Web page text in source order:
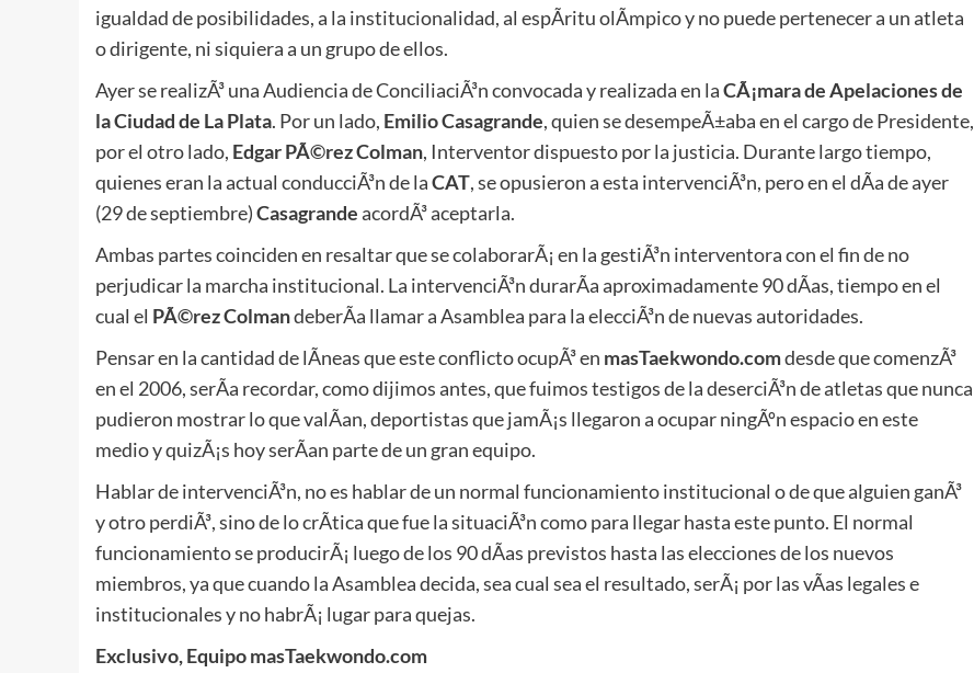
igualdad de posibilidades, a la institucionalidad, al espÃ­ritu olÃ­mpico y no puede pertenecer a un atleta
o dirigente, ni siquiera a un grupo de ellos.
Ayer se realizÃ³ una Audiencia de ConciliaciÃ³n convocada y realizada en laCÃ¡mara de Apelaciones de
la Ciudad de La Plata. Por un lado, Emilio Casagrande, quien se desempeÃ±aba en el cargo de Presidente,
por el otro lado, Edgar PÃ©rez Colman, Interventor dispuesto por la justicia. Durante largo tiempo,
quienes eran la actual conducciÃ³n de laCAT, se opusieron a esta intervenciÃ³n, pero en el dÃ­a de ayer
(29 de septiembre)CasagrandeacordÃ³ aceptarla.
Ambas partes coinciden en resaltar que se colaborarÃ¡ en la gestiÃ³n interventora con el fin de no
perjudicar la marcha institucional. La intervenciÃ³n durarÃ­a aproximadamente 90 dÃ­as, tiempo en el
cual el PÃ©rez ColmandeberÃ­a llamar a Asamblea para la elecciÃ³n de nuevas autoridades.
Pensar en la cantidad de lÃ­neas que este conflicto ocupÃ³ en masTaekwondo.comdesde que comenzÃ³
en el 2006, serÃ­a recordar, como dijimos antes, que fuimos testigos de la deserciÃ³n de atletas que nunca
pudieron mostrar lo que valÃ­an, deportistas que jamÃ¡s llegaron a ocupar ningÃºn espacio en este
medio y quizÃ¡s hoy serÃ­an parte de un gran equipo.
Hablar de intervenciÃ³n, no es hablar de un normal funcionamiento institucional o de que alguien ganÃ³
y otro perdiÃ³, sino de lo crÃ­tica que fue la situaciÃ³n como para llegar hasta este punto. El normal
funcionamiento se producirÃ¡ luego de los 90 dÃ­as previstos hasta las elecciones de los nuevos
miembros, ya que cuando la Asamblea decida, sea cual sea el resultado, serÃ¡ por las vÃ­as legales e
institucionales y no habrÃ¡ lugar para quejas.
Exclusivo, Equipo masTaekwondo.com